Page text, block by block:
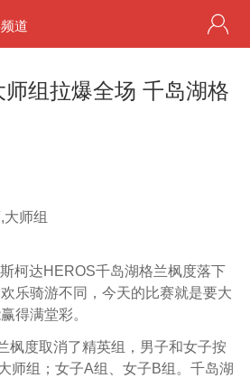
道
组拉爆全场 千岛湖格
柯达HEROS千岛湖格兰枫度落下
乐骑游不同，今天的比赛就是要大
得满堂彩。
枫度取消了精英组，男子和女子按
师组；女子A组、女子B组。千岛湖